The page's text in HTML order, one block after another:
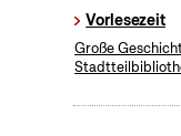
Vorlesezeit
Große